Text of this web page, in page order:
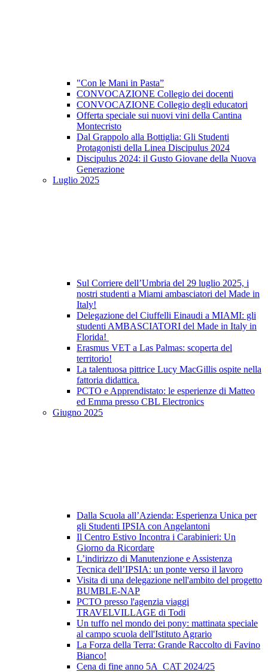
"Con le Mani in Pasta”
CONVOCAZIONE Collegio dei docenti
CONVOCAZIONE Collegio degli educatori
Offerta speciale sui nuovi vini della Cantina
Montecristo
Dal Grappolo alla Bottiglia: Gli Studenti
Protagonisti della Linea Discipulus 2024
Discipulus 2024: il Gusto Giovane della Nuova
Generazione
Luglio 2025
Sul Corriere dell’Umbria del 29 luglio 2025, i
nostri studenti a Miami ambasciatori del Made in
Italy!
Delegazione del Ciuffelli Einaudi a MIAMI: gli
studenti AMBASCIATORI del Made in Italy in
Florida!
Erasmus VET a Las Palmas: scoperta del
territorio!
La talentuosa pittrice Lucy MacGillis ospite nella
fattoria didattica.
PCTO e Apprendistato: le esperienze di Matteo
ed Emma presso CBL Electronics
Giugno 2025
Dalla Scuola all’Azienda: Esperienza Unica per
gli Studenti IPSIA con Angelantoni
Il Centro Estivo Incontra i Carabinieri: Un
Giorno da Ricordare
L’indirizzo di Manutenzione e Assistenza
Tecnica dell’IPSIA: un ponte verso il lavoro
Visita di una delegazione nell'ambito del progetto
BUMBLE-NAP
PCTO presso l'agenzia viaggi
TRAVELVILLAGE di Todi
Un tuffo nel mondo dei pony: mattinata speciale
al campo scuola dell'Istituto Agrario
La Forza della Terra: Grande Raccolto di Favino
Bianco!
Cena di fine anno 5A_CAT 2024/25